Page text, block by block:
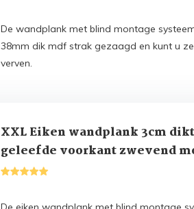
De wandplank met blind montage
38mm dik mdf strak gezaagd en kunt u
verven.
XXL Eiken wandplank 3cm
geleefde voorkant zwevend
170t/m350cm